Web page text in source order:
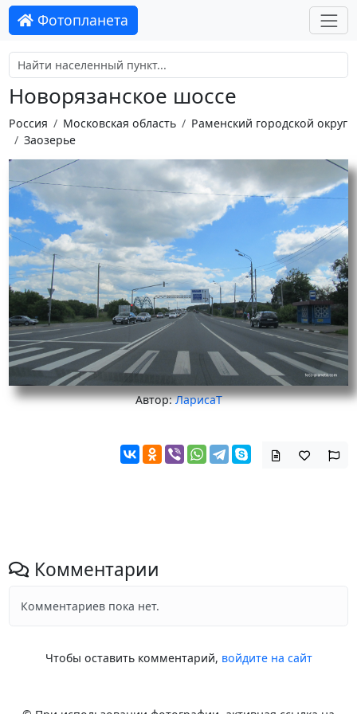
Фотопланета
Новорязанское шоссе
Россия Московская область
Раменский городской округ
Заозерье
Автор:ЛарисаТ
Комментарии
Комментариев пока нет.
Чтобы оставить комментарий, войдите на сайт